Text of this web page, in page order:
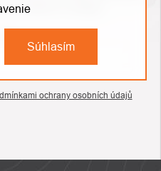
Súhlasím
na našom e-shope.
ochrany osobních údajů